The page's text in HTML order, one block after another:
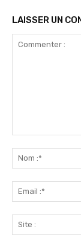
LAISSER UN